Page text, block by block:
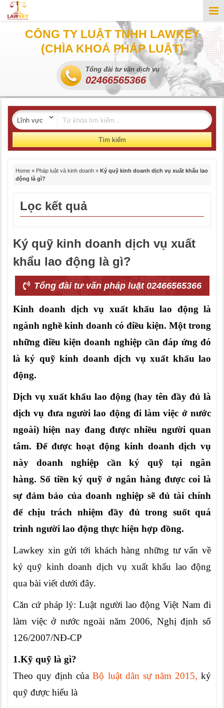
CÔNG TY LUẬT TNHH LAWKEY
(CHÌA KHOÁ PHÁP LUẬT)
Tổng đài tư vấn dịch vụ
02466565366
Tìm kiếm
Home » Pháp luật và kinh doanh » Ký quỹ kinh doanh dịch vụ xuất khẩu lao
động là gì?
Lọc kết quả
Ký quỹ kinh doanh dịch vụ xuất
khẩu lao động là gì?
Tổng đài tư vấn pháp luật 02466565366
Kinh doanh dịch vụ xuất khẩu lao động là
ngành nghề kinh doanh có điều kiện. Một trong
những điều kiện doanh nghiệp cần đáp ứng đó
là ký quỹ kinh doanh dịch vụ xuất khẩu lao
động.
Dịch vụ xuất khẩu lao động (hay tên đầy đủ là
dịch vụ đưa người lao động đi làm việc ở nước
ngoài) hiện nay đang được nhiều người quan
tâm. Để được hoạt động kinh doanh dịch vụ
này doanh nghiệp cần ký quỹ tại ngân
hàng. Số tiền ký quỹ ở ngân hàng được coi là
sự đảm bảo của doanh nghiệp sẽ đủ tài chính
để chịu trách nhiệm đầy đủ trong suốt quá
trình người lao động thực hiện hợp đồng.
Lawkey xin gửi tới khách hàng những tư vấn về
ký quỹ kinh doanh dịch vụ xuất khẩu lao động
qua bài viết dưới đây.
Căn cứ pháp lý: Luật người lao động Việt Nam đi
làm việc ở nước ngoài năm 2006, Nghị định số
126/2007/NĐ-CP
1.Kỹ quỹ là gì?
Theo quy định củaBộ luật dân sự năm 2015, ký
quỹ được hiểu là